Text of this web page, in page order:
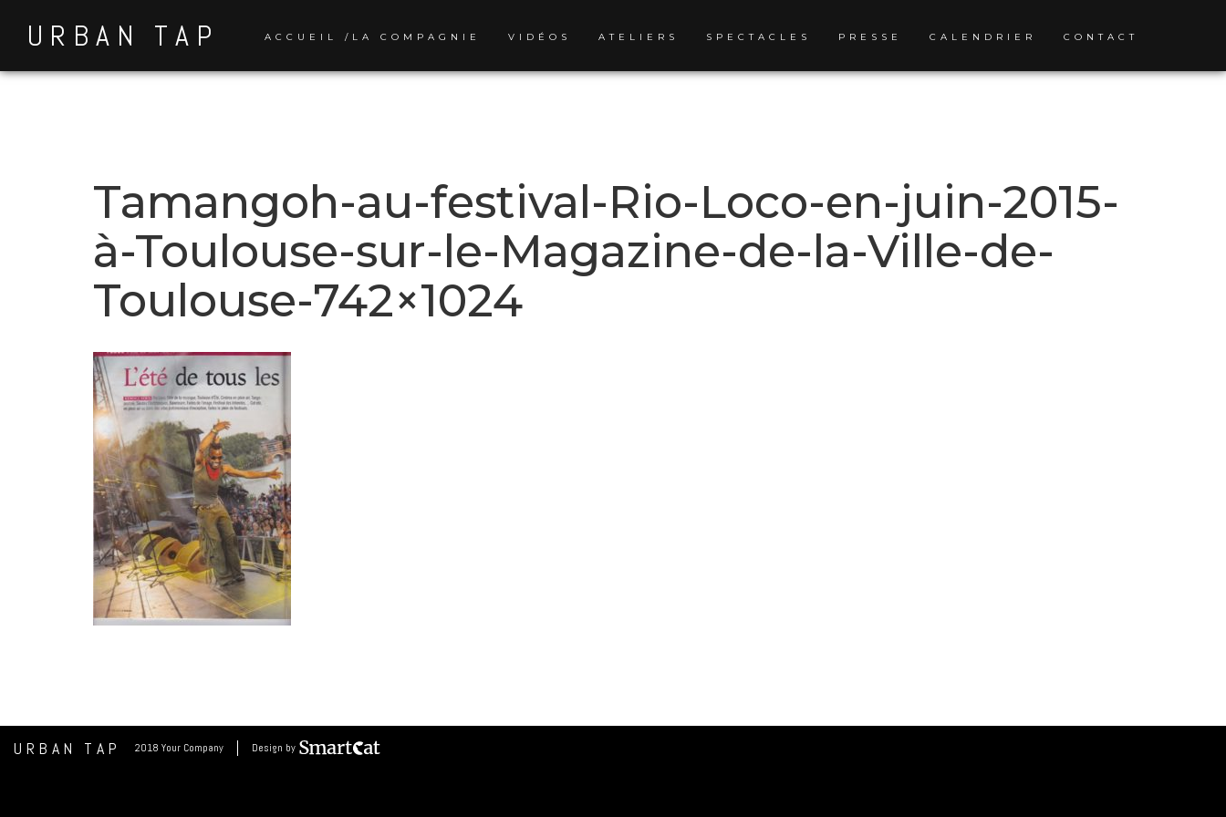
URBAN TAP ACCUEIL /LA COMPAGNIE VIDÉOS ATELIERS SPECTACLES PRESSE CALENDRIER CONTACT
Tamangoh-au-festival-Rio-Loco-en-juin-2015-
à-Toulouse-sur-le-Magazine-de-la-Ville-de-
Toulouse-742×1024
URBAN TAP 2018 Your Company Design by